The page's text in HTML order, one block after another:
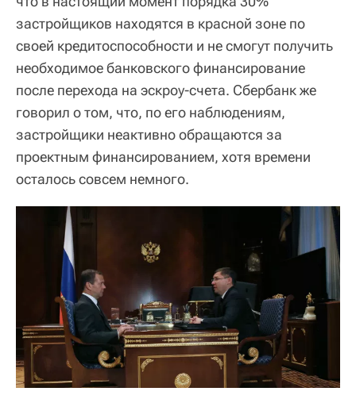
застройщиков находятся в красной зоне по
своей кредитоспособности и не смогут получить
необходимое банковского финансирование
после перехода на эскроу-счета. Сбербанк же
говорил о том, что, по его наблюдениям,
застройщики неактивно обращаются за
проектным финансированием, хотя времени
осталось совсем немного.